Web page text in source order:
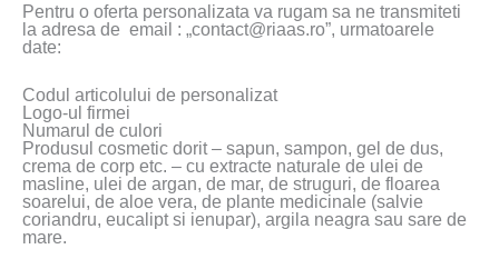
Pentru o oferta personalizata va rugam sa ne transmiteti
la adresa de email : „contact@riaas.ro”, urmatoarele
date:
Codul articolului de personalizat
Logo-ul firmei
Numarul de culori
Produsul cosmetic dorit – sapun, sampon, gel de dus,
crema de corp etc. – cu extracte naturale de ulei de
masline, ulei de argan, de mar, de struguri, de floarea
soarelui, de aloe vera, de plante medicinale (salvie
coriandru, eucalipt si ienupar), argila neagra sau sare de
mare.